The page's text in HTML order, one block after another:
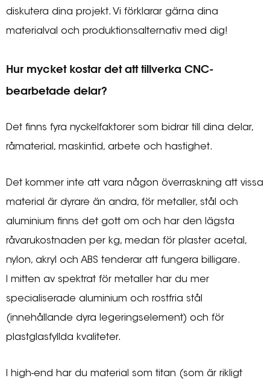
diskutera dina projekt. Vi förklarar gärna dina
materialval och produktionsalternativ med dig!
Hur mycket kostar det att tillverka CNC-
bearbetade delar?
Det finns fyra nyckelfaktorer som bidrar till dina delar,
råmaterial, maskintid, arbete och hastighet.
Det kommer inte att vara någon överraskning att vissa
material är dyrare än andra, för metaller, stål och
aluminium finns det gott om och har den lägsta
råvarukostnaden per kg, medan för plaster acetal,
nylon, akryl och ABS tenderar att fungera billigare.
I mitten av spektrat för metaller har du mer
specialiserade aluminium och rostfria stål
(innehållande dyra legeringselement) och för
plastglasfyllda kvaliteter.
I high-end har du material som titan (som är rikligt